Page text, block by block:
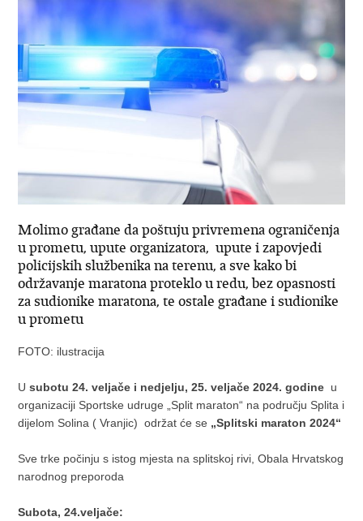
Molimo građane da poštuju privremena ograničenja
u prometu, upute organizatora, upute i zapovjedi
policijskih službenika na terenu, a sve kako bi
održavanje maratona proteklo u redu, bez opasnosti
za sudionike maratona, te ostale građane i sudionike
u prometu
FOTO: ilustracija
Usubotu 24. veljače i nedjelju, 25. veljače 2024. godine u
organizaciji Sportske udruge „Split maraton“ na području Splita i
dijelom Solina ( Vranjic) održat će se „Splitski maraton 2024“
Sve trke počinju s istog mjesta na splitskoj rivi, Obala Hrvatskog
narodnog preporoda
Subota, 24.veljače: